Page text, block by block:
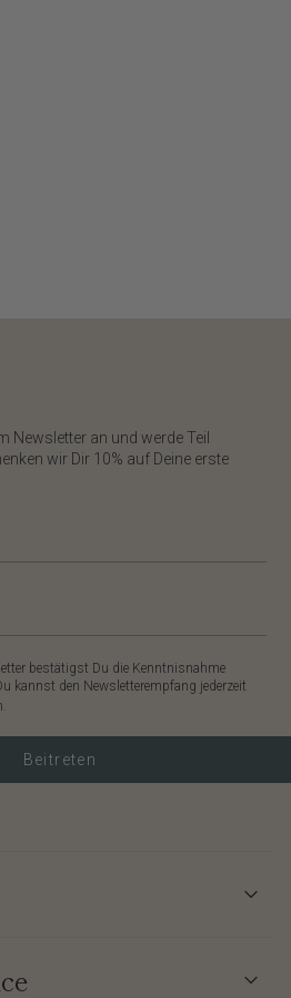
Newsletter an und werde Teil
wir Dir 10% auf Deine erste
bestätigst Du die Kenntnisnahme
kannst den Newsletterempfang jederzeit
Beitreten